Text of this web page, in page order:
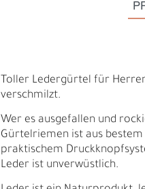
H
Toller Ledergürtel für
verschmilzt.
Wer es ausgefallen und
Gürtelriemen ist aus
praktischem
Leder ist unverwüstlich.